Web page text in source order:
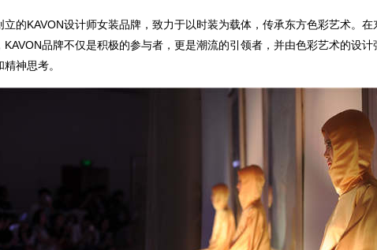
KAVON设计师女装品牌，致力于以时装为载体，传承东方色彩艺术。在
KAVON品牌不仅是积极的参与者，更是潮流的引领者，并由色彩艺术的设计
神思考。